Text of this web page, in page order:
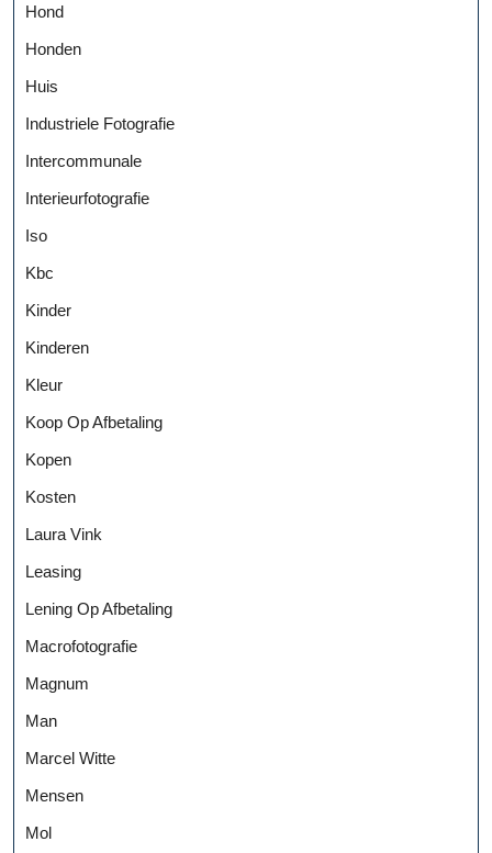
Hond
Honden
Huis
Industriele Fotografie
Intercommunale
Interieurfotografie
Iso
Kbc
Kinder
Kinderen
Kleur
Koop Op Afbetaling
Kopen
Kosten
Laura Vink
Leasing
Lening Op Afbetaling
Macrofotografie
Magnum
Man
Marcel Witte
Mensen
Mol